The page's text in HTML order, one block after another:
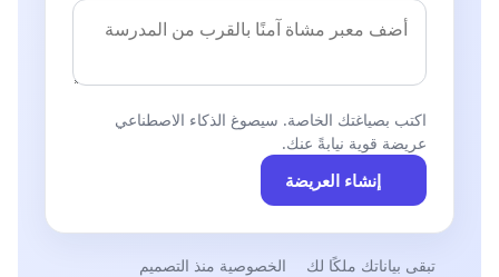
اكتب بصياغتك الخاصة. سيصوغ الذكاء الاصطناعي
عريضة قوية نيابةً عنك.
إنشاء العريضة
تبقى بياناتك ملكًا لك الخصوصية منذ التصميم